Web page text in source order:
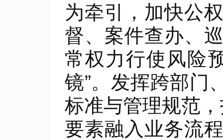
为牵引，加快公
督、案件查办、
常权力行使风险
镜”。发挥跨部门
标准与管理规范
要素融入业务流